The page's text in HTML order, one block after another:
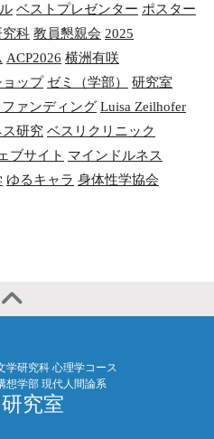
ベストプレゼンター ポスター
究科 教員懇親会 2025
ACP2026 横洲有咲
ョップ ゼミ（学部）
研究室
ァンディング Luisa Zeilhofer
研究 ベスリクリニック
ブサイト マインドルネス
ゆるキャラ 身体性学協会
学研究科 心理学コース
想学部 現代人間論系
究室